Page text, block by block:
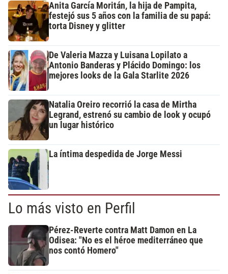
Anita García Moritán, la hija de Pampita,
festejó sus 5 años con la familia de su papá:
torta Disney y glitter
De Valeria Mazza y Luisana Lopilato a
Antonio Banderas y Plácido Domingo: los
mejores looks de la Gala Starlite 2026
Natalia Oreiro recorrió la casa de Mirtha
Legrand, estrenó su cambio de look y ocupó
un lugar histórico
La íntima despedida de Jorge Messi
Lo más visto en Perfil
Pérez-Reverte contra Matt Damon en La
Odisea: "No es el héroe mediterráneo que
nos contó Homero"